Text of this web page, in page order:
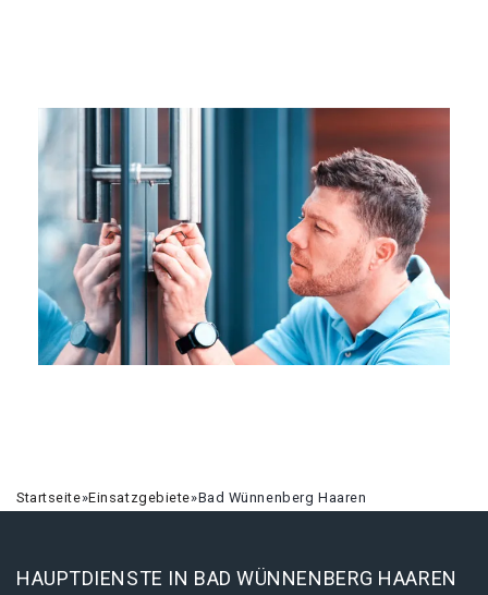
Startseite»Einsatzgebiete»Bad Wünnenberg Haaren
HAUPTDIENSTE IN BAD WÜNNENBERG HAAREN